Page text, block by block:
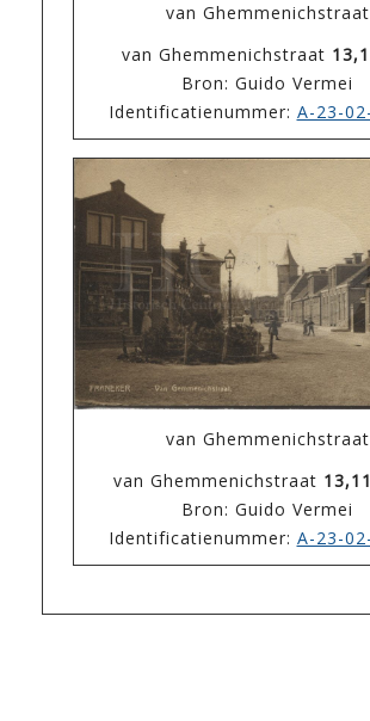
van Ghemmenichstraat
van Ghemmenichstraat
Bron: Guido Vermei
Identificatienummer: A-23-
van Ghemmenichstraat
van Ghemmenichstraat
Bron: Guido Vermei
Identificatienummer: A-23-